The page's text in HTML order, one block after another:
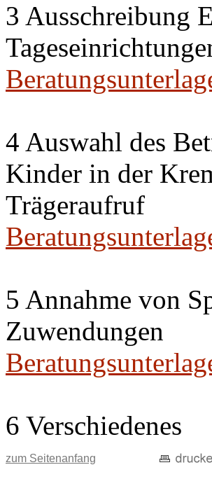
3 Ausschreibung
4 Auswahl des
Kinder in der
Trägeraufruf
5 Annahme von
Zuwendungen
6 Verschiedenes
zum Seitenanfang